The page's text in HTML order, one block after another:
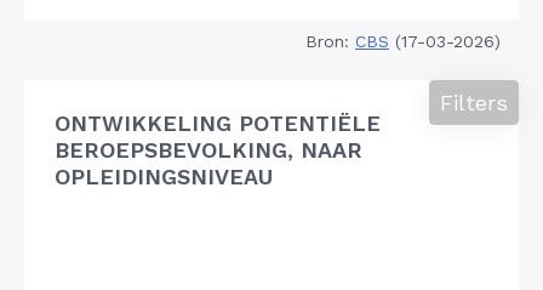
Bron: CBS (17-03-2026)
ONTWIKKELING POTENTIËLE
BEROEPSBEVOLKING, NAAR
OPLEIDINGSNIVEAU
Filters